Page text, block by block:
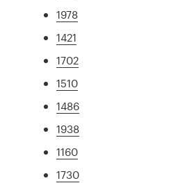
1978
1421
1702
1510
1486
1938
1160
1730